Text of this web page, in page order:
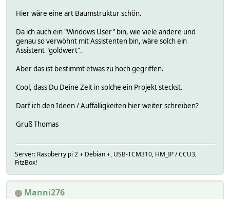
Hier wäre eine art Baumstruktur schön.
Da ich auch ein "Windows User" bin, wie viele andere und
genau so verwöhnt mit Assistenten bin, wäre solch ein
Assistent "goldwert".
Aber das ist bestimmt etwas zu hoch gegriffen.
Cool, dass Du Deine Zeit in solche ein Projekt steckst.
Darf ich den Ideen / Auffälligkeiten hier weiter schreiben?
Gruß Thomas
Server: Raspberry pi 2 + Debian +, USB-TCM310, HM_IP / CCU3,
FitzBox!
Manni276